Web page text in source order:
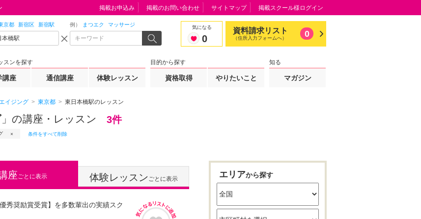
京都 新宿区 新宿駅 例） まつエク マッサージ 気になる
0
資料請求リスト
（住所入力フォームへ） 0
スンを探す
講座 通信講座 体験レッスン
目的から探す
資格取得 やりたいこと
知る
マガジン
掲載お申込み 掲載のお問い合わせ サイトマップ 掲載スクール様ログイン
イジング 東京都 東日本橋駅のレッスン
」の講座・レッスン 3件
条件をすべて削除
座ごとに表示 体験レッスンごとに表示
秀奨励賞受賞】を多数輩出の実績スク
エリアから探す